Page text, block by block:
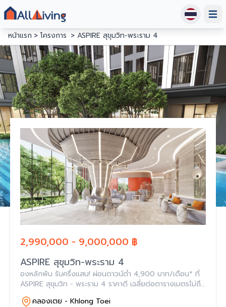
หน้าแรก
โครงการ ASPIRE สุขุมวิท-พระราม 4
2,990,000 - 9,000,000 ฿
ASPIRE สุขุมวิท-พระราม 4
องหลักพัน รับครึ่งแสน! ผ่อนดาวน์ต่ำ 4,900 บาท/เดือน* ที่
ASPIRE สุขุมวิท - พระราม 4 ราคาดี เฉลี่ยต่อตารางเมตรไม่ถึง
แสน ส่วนกลางวิวงาม ใจกลางสุขุมวิท - พระราม 4
คลองเตย - Khlong Toei